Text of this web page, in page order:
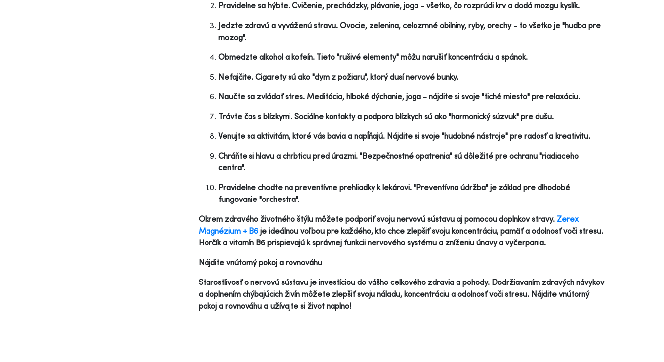
Pravidelne sa hýbte. Cvičenie, prechádzky, plávanie, joga - všetko, čo rozprúdi krv a dodá mozgu kyslík.
Jedzte zdravú a vyváženú stravu. Ovocie, zelenina, celozrnné obilniny, ryby, orechy - to všetko je "hudba pre
mozog".
Obmedzte alkohol a kofeín. Tieto "rušivé elementy" môžu narušiť koncentráciu a spánok.
Nefajčite. Cigarety sú ako "dym z požiaru", ktorý dusí nervové bunky.
Naučte sa zvládať stres. Meditácia, hlboké dýchanie, joga - nájdite si svoje "tiché miesto" pre relaxáciu.
Trávte čas s blízkymi. Sociálne kontakty a podpora blízkych sú ako "harmonický súzvuk" pre dušu.
Venujte sa aktivitám, ktoré vás bavia a napĺňajú. Nájdite si svoje "hudobné nástroje" pre radosť a kreativitu.
Chráňte si hlavu a chrbticu pred úrazmi. "Bezpečnostné opatrenia" sú dôležité pre ochranu "riadiaceho
centra".
Pravidelne chodte na preventívne prehliadky k lekárovi. "Preventívna údržba" je základ pre dlhodobé
fungovanie "orchestra".
Okrem zdravého životného štýlu môžete podporiť svoju nervovú sústavu aj pomocou doplnkov stravy. Zerex
Magnézium + B6 je ideálnou voľbou pre každého, kto chce zlepšiť svoju koncentráciu, pamäť a odolnosť voči stresu.
Horčík a vitamín B6 prispievajú k správnej funkcii nervového systému a zníženiu únavy a vyčerpania.
Nájdite vnútorný pokoj a rovnováhu
Starostlivosť o nervovú sústavu je investíciou do vášho celkového zdravia a pohody. Dodržiavaním zdravých návykov
a doplnením chýbajúcich živín môžete zlepšiť svoju náladu, koncentráciu a odolnosť voči stresu. Nájdite vnútorný
pokoj a rovnováhu a užívajte si život naplno!